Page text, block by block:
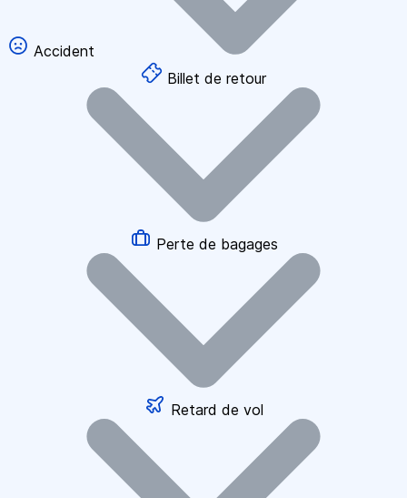
Accident
Billet de retour
Perte de bagages
Retard de vol